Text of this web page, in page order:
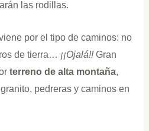
las rodillas.
por el tipo de caminos: no
de tierra… ¡¡Ojalá!!Gran
terreno de alta montaña,
pedreras y caminos en